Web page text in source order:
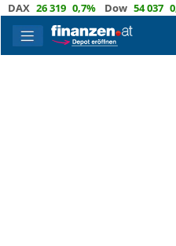
26 319 0,7% Dow 54 037 0,3%